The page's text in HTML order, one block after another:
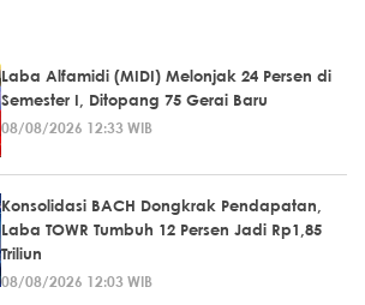
Laba Alfamidi (MIDI) Melonjak 24 Persen di
Semester I, Ditopang 75 Gerai Baru
08/08/2026 12:33 WIB
Konsolidasi BACH Dongkrak Pendapatan,
Laba TOWR Tumbuh 12 Persen Jadi Rp1,85
Triliun
08/08/2026 12:03 WIB